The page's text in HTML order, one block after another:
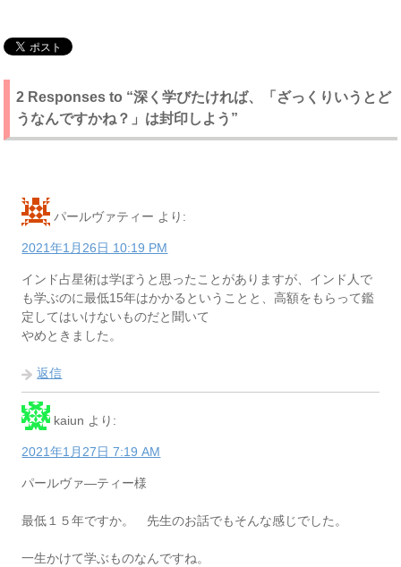
2 Responses to “深く学びたければ、「ざっくりいうとど
うなんですかね？」は封印しよう”
パールヴァティー より:
2021年1月26日 10:19 PM
インド占星術は学ぼうと思ったことがありますが、インド人で
も学ぶのに最低15年はかかるということと、高額をもらって鑑
定してはいけないものだと聞いて
やめときました。
返信
kaiun より:
2021年1月27日 7:19 AM
パールヴァ―ティー様
最低１５年ですか。 先生のお話でもそんな感じでした。
一生かけて学ぶものなんですね。